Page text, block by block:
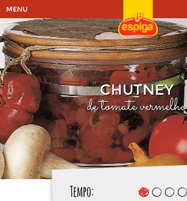
MENU
CHUTNEY
de tomate vermelho
Tempo: